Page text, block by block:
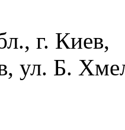
г. Киев,
ул. Б.